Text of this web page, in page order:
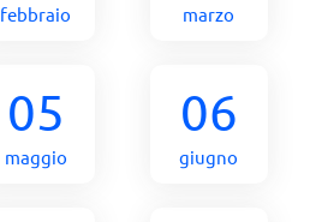
febbraio marzo
05
maggio
06
giugno